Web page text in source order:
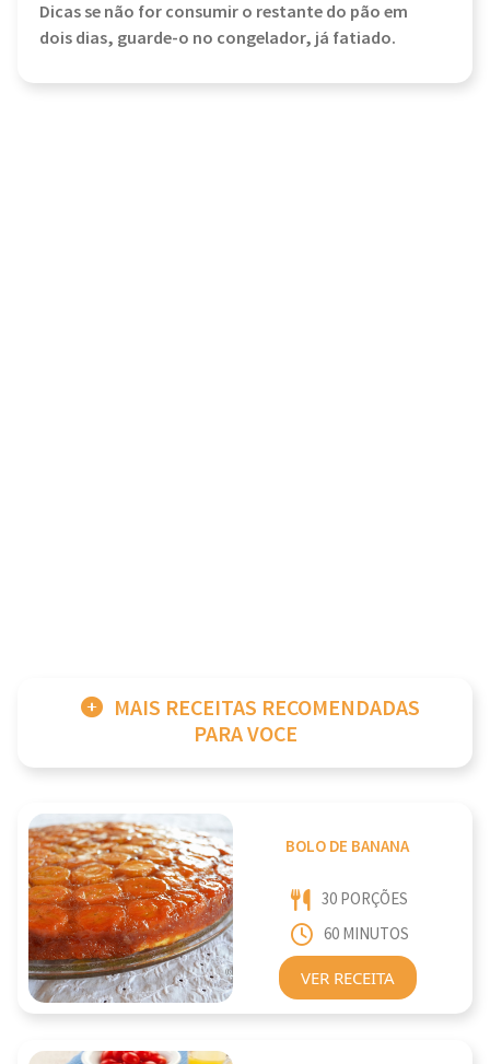
Dicas se não for consumir o restante do pão em
dois dias, guarde-o no congelador, já fatiado.
MAIS RECEITAS RECOMENDADAS
PARA VOCE
BOLO DE BANANA
30 PORÇÕES
60 MINUTOS
VER RECEITA